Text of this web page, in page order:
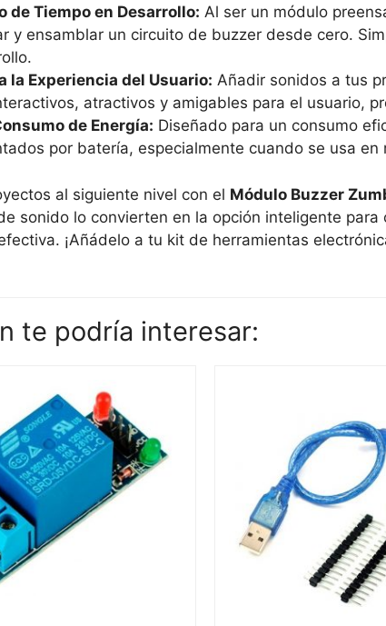
de Tiempo en Desarrollo: Al ser un módulo
y ensamblar un circuito de buzzer desde cero.
la Experiencia del Usuario: Añadir sonidos a tus
atractivos y amigables para el usuario,
de Energía: Diseñado para un consumo
por batería, especialmente cuando se usa
al siguiente nivel con el Módulo Buzzer
sonido lo convierten en la opción inteligente
¡Añádelo a tu kit de herramientas
te podría interesar: